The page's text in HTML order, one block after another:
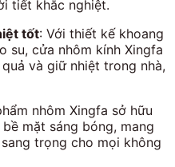
tiết khắc nghiệt.
tốt: Với thiết kế khoang
su, cửa nhôm kính Xingfa
và giữ nhiệt trong nhà,
nhôm Xingfa sở hữu
mặt sáng bóng, mang
trọng cho mọi không